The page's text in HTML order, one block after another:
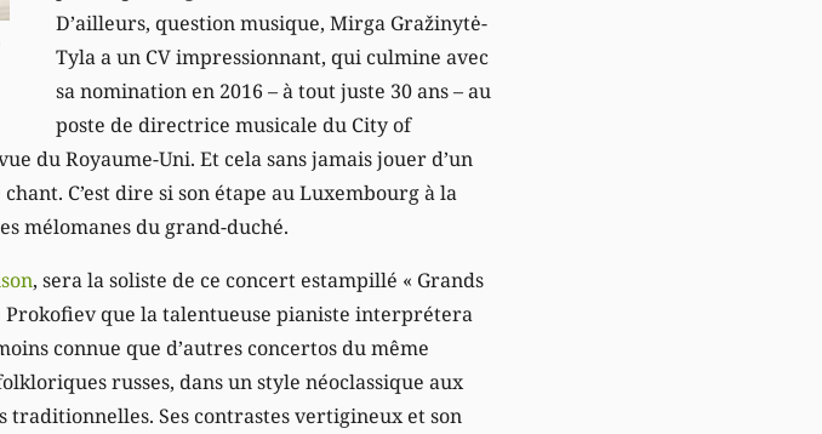
D’ailleurs, question musique, Mirga Gražinytė-
Tyla a un CV impressionnant, qui culmine avec
sa nomination en 2016 – à tout juste 30 ans – au
poste de directrice musicale du City of
du Royaume-Uni. Et cela sans jamais jouer d’un
C’est dire si son étape au Luxembourg à la
mélomanes du grand-duché.
, sera la soliste de ce concert estampillé « Grands
Prokofiev que la talentueuse pianiste interprétera
connue que d’autres concertos du même
russes, dans un style néoclassique aux
traditionnelles. Ses contrastes vertigineux et son